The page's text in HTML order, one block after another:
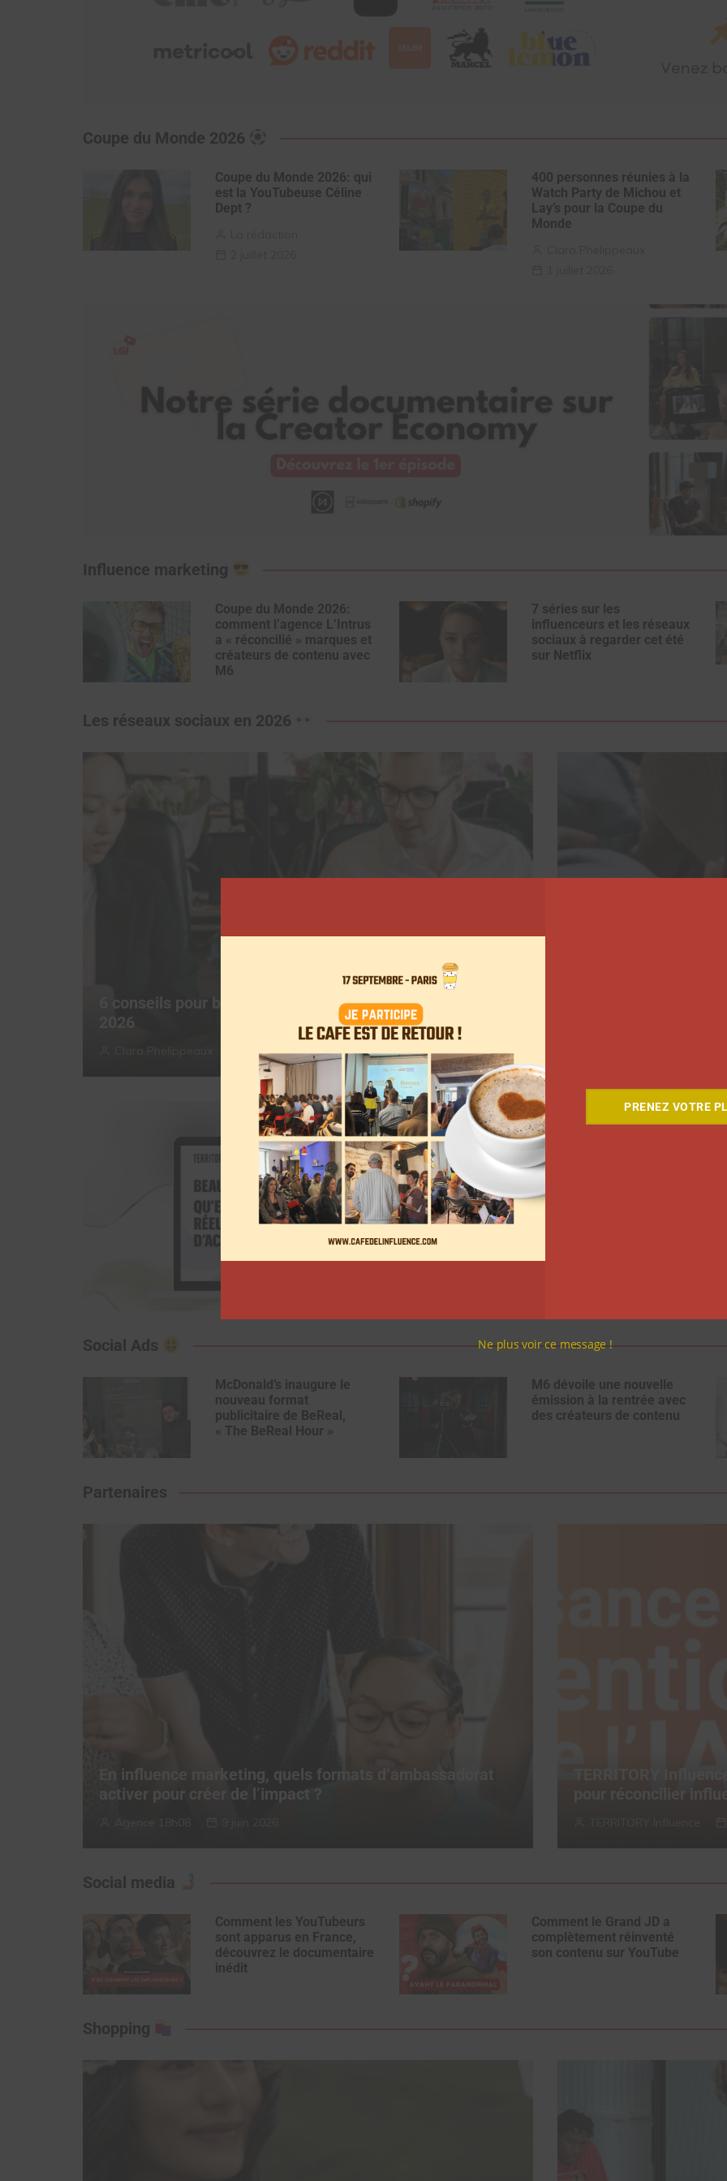
Coupe du Monde 2026
Coupe du Monde 2026: qui
est la YouTubeuse Céline
Dept ?
400 personnes réunies à la
Watch Party de Michou et
Lay’s pour la Coupe du
Monde
Influence marketing
Coupe du Monde 2026:
comment l’agence L’Intrus
a « réconcilié » marques et
créateurs de contenu avec
M6
7 séries sur les
influenceurs et les réseaux
sociaux à regarder cet été
sur Netflix
Les réseaux sociaux en 2026
6 conseils pour booster votre visibilité sur LinkedIn en
2026
28 janvier 2026
De moins en moins
Social Ads
McDonald’s inaugure le
nouveau format
publicitaire de BeReal,
« The BeReal Hour »
M6 dévoile une nouvelle
émission à la rentrée avec
des créateurs de contenu
Partenaires
En influence marketing, quels formats d’ambassadorat
activer pour créer de l’impact ?
TERRITORY
Social media
Comment les YouTubeurs
sont apparus en France,
découvrez le documentaire
inédit
Comment le Grand JD a
complètement réinventé
son contenu sur YouTube
Shopping
PRENEZ VOTRE
Ne plus voir ce message !